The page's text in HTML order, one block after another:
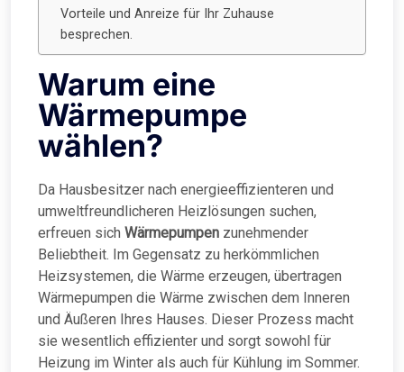
Vorteile und Anreize für Ihr Zuhause
besprechen.
Warum eine
Wärmepumpe
wählen?
Da Hausbesitzer nach energieeffizienteren und
umweltfreundlicheren Heizlösungen suchen,
erfreuen sich Wärmepumpen zunehmender
Beliebtheit. Im Gegensatz zu herkömmlichen
Heizsystemen, die Wärme erzeugen, übertragen
Wärmepumpen die Wärme zwischen dem Inneren
und Äußeren Ihres Hauses. Dieser Prozess macht
sie wesentlich effizienter und sorgt sowohl für
Heizung im Winter als auch für Kühlung im Sommer.